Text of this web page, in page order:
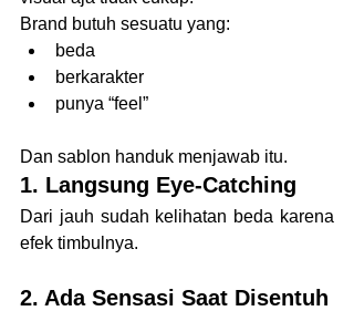
Brand butuh sesuatu yang:
beda
berkarakter
punya “feel”
Dan sablon handuk menjawab itu.
1. Langsung Eye-Catching
Dari jauh sudah kelihatan beda karena
efek timbulnya.
2. Ada Sensasi Saat Disentuh